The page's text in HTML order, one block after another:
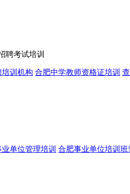
聘考试培训
训机构 合肥中学教师资格证培训
单位管理培训 合肥事业单位培训班